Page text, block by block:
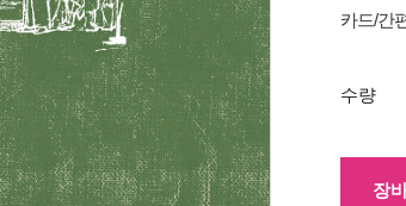
카드/간
수량
장